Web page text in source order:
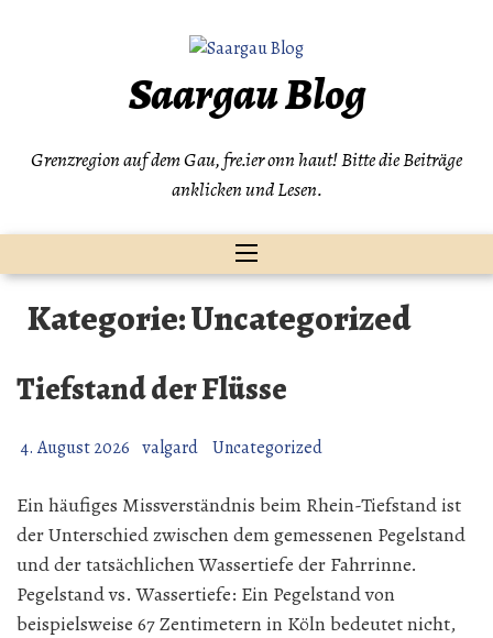
Saargau Blog
Grenzregion auf dem Gau, fre.ier onn haut! Bitte die Beiträge
anklicken und Lesen.
Kategorie:Uncategorized
Tiefstand der Flüsse
4. August 2026 valgard Uncategorized
Ein häufiges Missverständnis beim Rhein-Tiefstand ist
der Unterschied zwischen dem gemessenen Pegelstand
und der tatsächlichen Wassertiefe der Fahrrinne.
Pegelstand vs. Wassertiefe: Ein Pegelstand von
beispielsweise 67 Zentimetern in Köln bedeutet nicht,